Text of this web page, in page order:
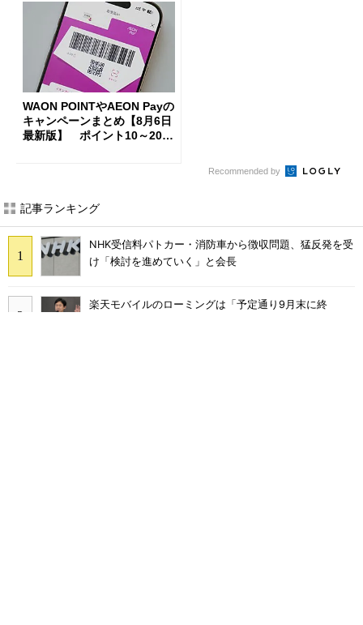
WAON POINTやAEON Payの
キャンペーンまとめ【8月6日
最新版】 ポイント10～20倍
Recommended by
記事ランキング
NHK受信料パトカー・消防車から徴収問題、猛反発を受
け「検討を進めていく」と会長
楽天モバイルのローミングは「予定通り9月末に終